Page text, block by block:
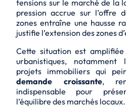
tensions sur le marché de la
pression accrue sur l’offre
zones entraîne une hausse
justifie l’extension des zones
Cette situation est
urbanistiques, notamment
projets immobiliers qui
demande croissante,
indispensable pour
l’équilibre des marchés locaux.